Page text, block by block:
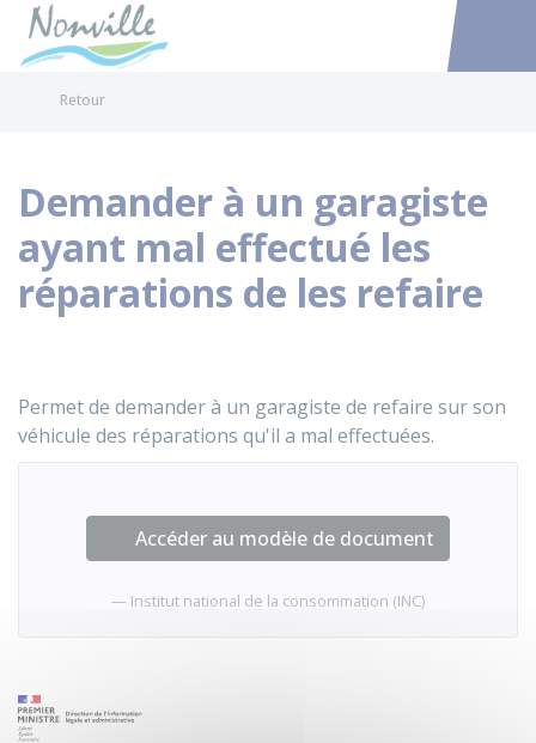
Accéder
Retour
Demander à un garagiste
ayant mal effectué les
réparations de les refaire
Permet de demander à un garagiste de refaire sur son
véhicule des réparations qu'il a mal effectuées.
Accéder au modèle de document
Institut national de la consommation (INC)